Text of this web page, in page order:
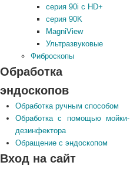
серия 90i с HD+
серия 90K
MagniView
Ультразвуковые
Фиброскопы
Обработка
эндоскопов
Обработка ручным способом
Обработка с помощью мойки-
дезинфектора
Обращение с эндоскопом
Вход на сайт